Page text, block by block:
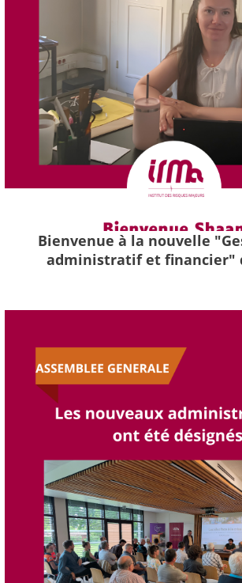
Bienvenue à la nouvelle
administratif et financier"